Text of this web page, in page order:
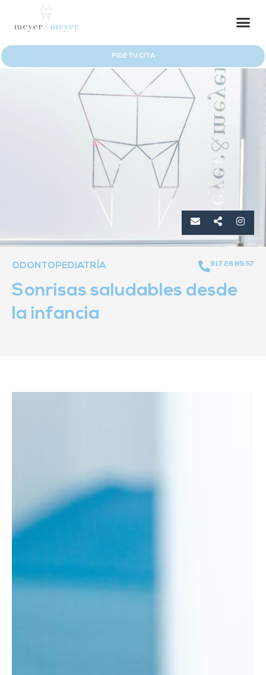
PIDE TU CITA
ODONTOPEDIATRÍA 917 26 85 57
Sonrisas saludables desde
la infancia